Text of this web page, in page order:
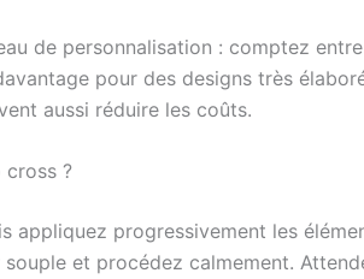
de personnalisation : comptez
pour des designs très
aussi réduire les coûts.
cross ?
appliquez progressivement les
et procédez calmement.